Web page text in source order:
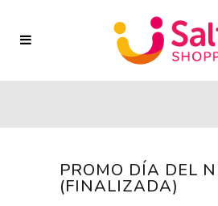
PROMO DÍA DEL
(FINALIZADA)